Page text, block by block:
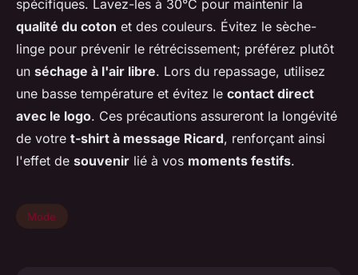
spécifiques. Lavez-les à 30°C pour maintenir la
qualité du coton et des couleurs. Évitez le sèche-
linge pour prévenir le rétrécissement; préférez plutôt
un séchage à l'air libre. Lors du repassage, utilisez
une basse température et évitez le contact direct
avec le logo. Ces précautions assureront la longévité
de votre t-shirt à message Ricard, renforçant ainsi
l'effet de souvenir lié à vos moments festifs.
Mode